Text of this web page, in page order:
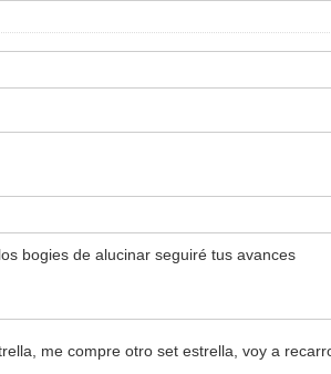
bogies de alucinar seguiré tus avances
me compre otro set estrella, voy a